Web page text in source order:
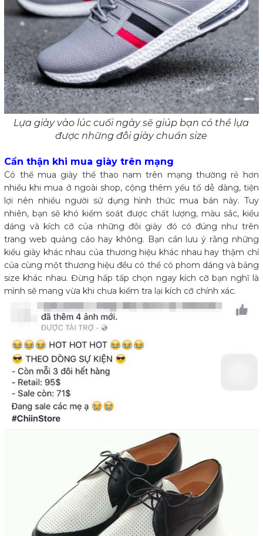
Lựa giày vào lúc cuối ngày sẽ giúp bạn có thể lựa
được những đôi giày chuẩn size
Cẩn thận khi mua giày trên mạng
Có thể mua giày thể thao nam trên mạng thường rẻ hơn
nhiều khi mua ở ngoài shop, cộng thêm yếu tố dễ dàng, tiện
lợi nên nhiều người sử dụng hình thức mua bán này. Tuy
nhiên, bạn sẽ khó kiểm soát được chất lượng, màu sắc, kiểu
dáng và kích cỡ của những đôi giày đó có đúng như trên
trang web quảng cáo hay không. Bạn cần lưu ý rằng những
kiểu giày khác nhau của thương hiệu khác nhau hay thậm chí
của cùng một thương hiệu đều có thể có phom dáng và bảng
size khác nhau. Đừng hấp tấp chọn ngay kích cỡ bạn nghĩ là
mình sẽ mang vừa khi chưa kiểm tra lại kích cỡ chính xác.